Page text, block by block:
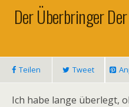
Der Überbringer
Teilen Tweet
Ich habe lange überlegt,